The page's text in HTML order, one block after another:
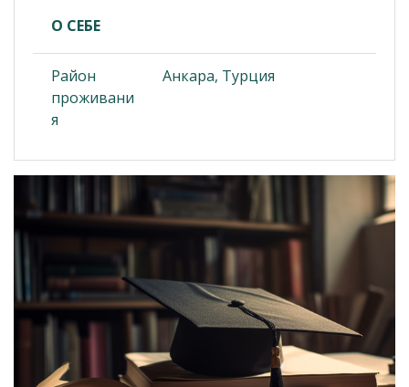
О СЕБЕ
Район
проживани
я
Анкара, Турция